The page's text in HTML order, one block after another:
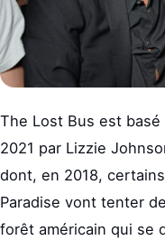
The Lost Bus est
2021 par Lizzie
dont, en 2018,
Paradise vont tenter
forêt américain qui se